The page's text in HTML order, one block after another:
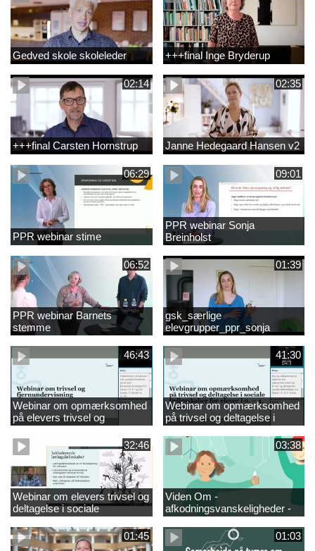
Gedved skole skoleleder +++final Inge Bryderup
02:14
+++final Carsten Hornstrup
02:35
Janne Hedegaard Hansen v2
06:29
PPR webinar stime
09:01
PPR webinar Sonja
Breinholst
06:52
PPR webinar Barnets
stemme
01:39
gsk_særlige
elevgrupper_ppr_sonja
breinholst
46:43
Webinar om opmærksomhed
på elevers trivsel og
fællesskaber i
fjernundervisning 5. – 9. og
10. klasse
41:30
Webinar om opmærksomhed
på trivsel og deltagelse i
sociale fællesskaber for
elever i 0.-4. klasse
32:46
Webinar om elevers trivsel og
deltagelse i sociale
fællesskaber – inspiration og
viden til skoleledere og
ressourcepersoner
03:38
Viden Om -
afkodningsvanskeligheder -
præsentationsfilm
01:45
01:03